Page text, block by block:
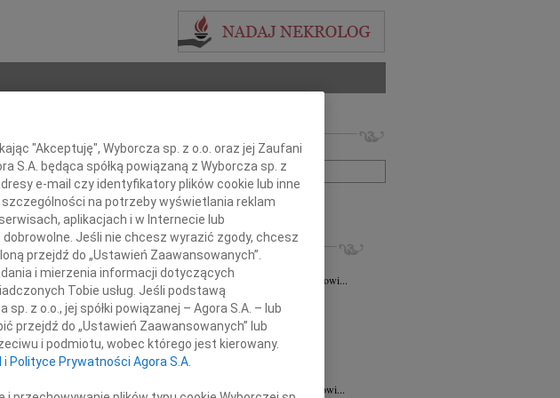
Imię i nazwisko lub numer ogłoszenia:
+ szukanie zaawansowane
INNE NEKROLOGI
Ewa Staśkiewicz 03.08.2026
Panu Profesorowi Grzegorzowi Staśkiewiczowi...
03.08.2026Lublin
Panu dr hab. n. med. Grzegorzowi...
31.07.2026
Lublin
Wyrazy głębokiego współczucia dla dr...
31.07.2026
Naszemu Koledze dr hab. n. med. Grzegorzowi...
"Akceptuję", Wyborcza sp. z o.o. oraz jej Zaufani
S.A. będąca spółką powiązaną z Wyborcza sp. z
e-mail czy identyfikatory plików cookie lub inne
na potrzeby wyświetlania reklam
aplikacjach i w Internecie lub
Jeśli nie chcesz wyrazić zgody, chcesz
przejdź do „Ustawień Zaawansowanych”.
i mierzenia informacji dotyczących
Tobie usług. Jeśli podstawą
z o.o., jej spółki powiązanej – Agora S.A. – lub
przejdź do „Ustawień Zaawansowanych” lub
i podmiotu, wobec którego jest kierowany.
i Polityce Prywatności Agora S.A.